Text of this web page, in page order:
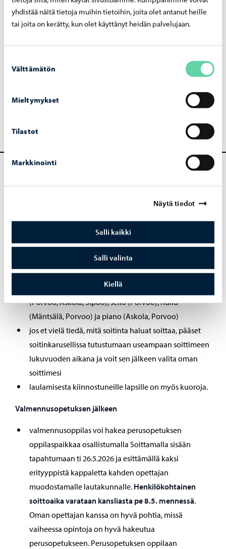
yhdistää näitä tietoja muihin tietoihin, joita olet antanut heille
tai joita on kerätty, kun olet käyttänyt heidän palvelujaan.
valinta
Välttämätön
Mieltymykset
Tilastot
Markkinointi
Näytä tiedot
Salli kaikki
Salli valinta
Kiellä
ilmoittautua muha-ryhmään valitsemalla toimipiste ja
toivottu muha-ryhmä
anoa pääaineen vaihtoa, pääaineen vaihtoon
Tärkeätä tietoa opiskelusta
Musiikkileikkikoulun jälkeen
musiikkileikkikoulun jälkeen musiikkiharrastusta voi
jatkaa valmentavassa opetuksessa, jossa on tarjolla
soitinvalmennusta yksilö- tai ryhmäopetuksena.
Suzuki-opetus 4- vuotiaista alkaen, soittimina viulu
(Porvoo, Askola, Sipoo), sello (Porvoo), huilu
(Mäntsälä, Porvoo) ja piano (Askola, Porvoo)
jos et vielä tiedä, mitä soitinta haluat soittaa, pääset
soitinkarusellissa tutustumaan useampaan soittimeen
lukuvuoden aikana ja voit sen jälkeen valita oman
soittimesi
laulamisesta kiinnostuneille lapsille on myös kuoroja.
Valmennusopetuksen jälkeen
valmennusoppilas voi hakea perusopetuksen
oppilaspaikkaa osallistumalla Soittamalla sisään
tapahtumaan ti 26.5.2026 ja esittämällä kaksi
erityyppistä kappaletta kahden opettajan
muodostamalle lautakunnalle. Henkilökohtainen
soittoaika varataan kansliasta pe 8.5. mennessä.
Oman opettajan kanssa on hyvä pohtia, missä
vaiheessa opintoja on hyvä hakeutua
perusopetukseen. Perusopetuksen oppilaan